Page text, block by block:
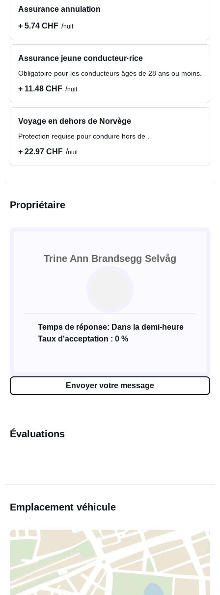
Assurance annulation
+ 5.74 CHF
nuit
Assurance jeune conducteur·rice
Obligatoire pour les conducteurs âgés de 28 ans ou moins.
+ 11.48 CHF nuit
Voyage en dehors de Norvège
Protection requise pour conduire hors de .
+ 22.97 CHF nuit
Propriétaire
Trine Ann Brandsegg Selvåg
Temps de réponse: Dans la demi-heure
Taux d'acceptation : 0 %
Envoyer votre message
Évaluations
Emplacement véhicule